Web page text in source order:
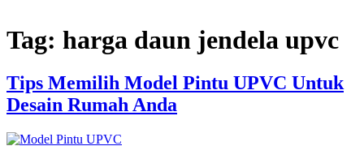
Tag: harga daun jendela upvc
Tips Memilih Model Pintu UPVC Untuk
Desain Rumah Anda